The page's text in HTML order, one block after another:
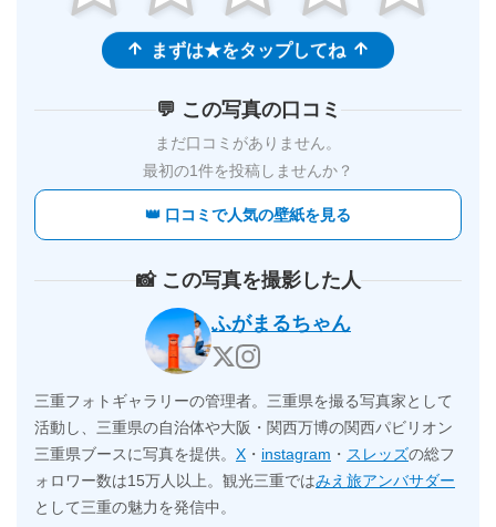
まずは★をタップしてね
💬 この写真の口コミ
まだ口コミがありません。
最初の1件を投稿しませんか？
👑 口コミで人気の壁紙を見る
📸 この写真を撮影した人
ふがまるちゃん
三重フォトギャラリーの管理者。三重県を撮る写真家として
活動し、三重県の自治体や大阪・関西万博の関西パビリオン
三重県ブースに写真を提供。 X ・ instagram ・ スレッズの総フ
ォロワー数は15万人以上。観光三重ではみえ旅アンバサダー
として三重の魅力を発信中。